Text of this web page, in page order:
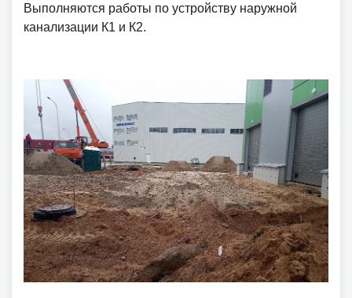
Выполняются работы по устройству наружной
канализации К1 и К2.